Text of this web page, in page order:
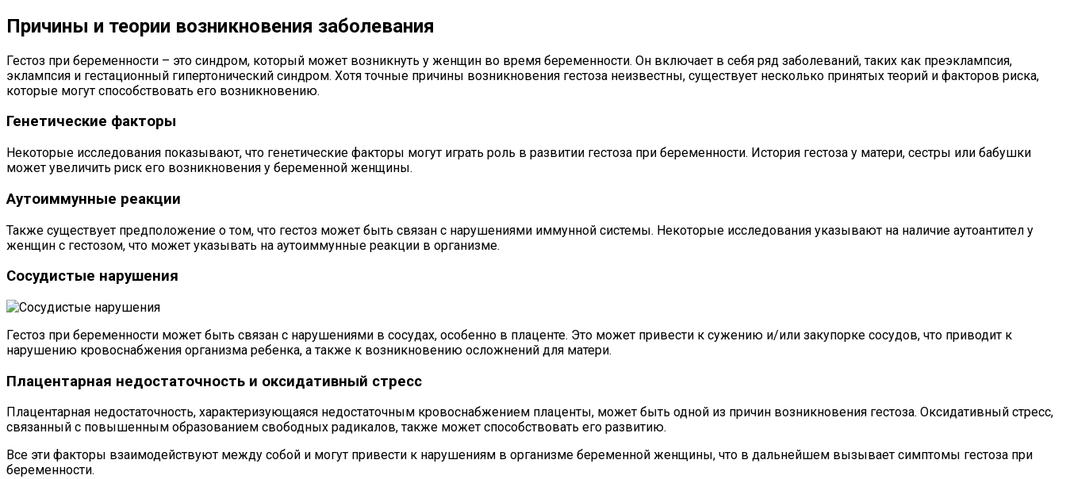
Причины и теории возникновения заболевания
Гестоз при беременности – это синдром, который может возникнуть у женщин во время беременности. Он включает в себя ряд заболеваний, таких как преэклампсия,
эклампсия и гестационный гипертонический синдром. Хотя точные причины возникновения гестоза неизвестны, существует несколько принятых теорий и факторов риска,
которые могут способствовать его возникновению.
Генетические факторы
Некоторые исследования показывают, что генетические факторы могут играть роль в развитии гестоза при беременности. История гестоза у матери, сестры или бабушки
может увеличить риск его возникновения у беременной женщины.
Аутоиммунные реакции
Также существует предположение о том, что гестоз может быть связан с нарушениями иммунной системы. Некоторые исследования указывают на наличие аутоантител у
женщин с гестозом, что может указывать на аутоиммунные реакции в организме.
Сосудистые нарушения
Гестоз при беременности может быть связан с нарушениями в сосудах, особенно в плаценте. Это может привести к сужению и/или закупорке сосудов, что приводит к
нарушению кровоснабжения организма ребенка, а также к возникновению осложнений для матери.
Плацентарная недостаточность и оксидативный стресс
Плацентарная недостаточность, характеризующаяся недостаточным кровоснабжением плаценты, может быть одной из причин возникновения гестоза. Оксидативный стресс,
связанный с повышенным образованием свободных радикалов, также может способствовать его развитию.
Все эти факторы взаимодействуют между собой и могут привести к нарушениям в организме беременной женщины, что в дальнейшем вызывает симптомы гестоза при
беременности.